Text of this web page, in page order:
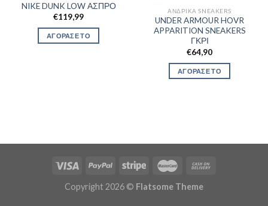
NIKE DUNK LOW ΑΣΠΡΟ
€119,99
ΑΓΟΡΑΣΕ ΤΟ
ΑΝΔΡΙΚΆ SNEAKERS
UNDER ARMOUR HOVR
APPARITION SNEAKERS
ΓΚΡΙ
€64,90
ΑΓΟΡΑΣΕ ΤΟ
Copyright 2026 © Flatsome Theme